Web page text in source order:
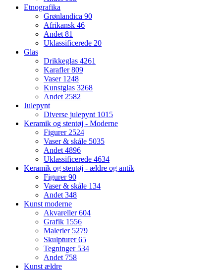
Etnografika
Grønlandica 90
Afrikansk 46
Andet 81
Uklassificerede 20
Glas
Drikkeglas 4261
Karafler809
Vaser 1248
Kunstglas 3268
Andet 2582
Julepynt
Diverse julepynt 1015
Keramik og stentøj - Moderne
Figurer 2524
Vaser & skåle 5035
Andet 4896
Uklassificerede 4634
Keramik og stentøj - ældre og antik
Figurer90
Vaser & skåle 134
Andet 348
Kunst moderne
Akvareller604
Grafik 1556
Malerier 5279
Skulpturer65
Tegninger 534
Andet 758
Kunst ældre